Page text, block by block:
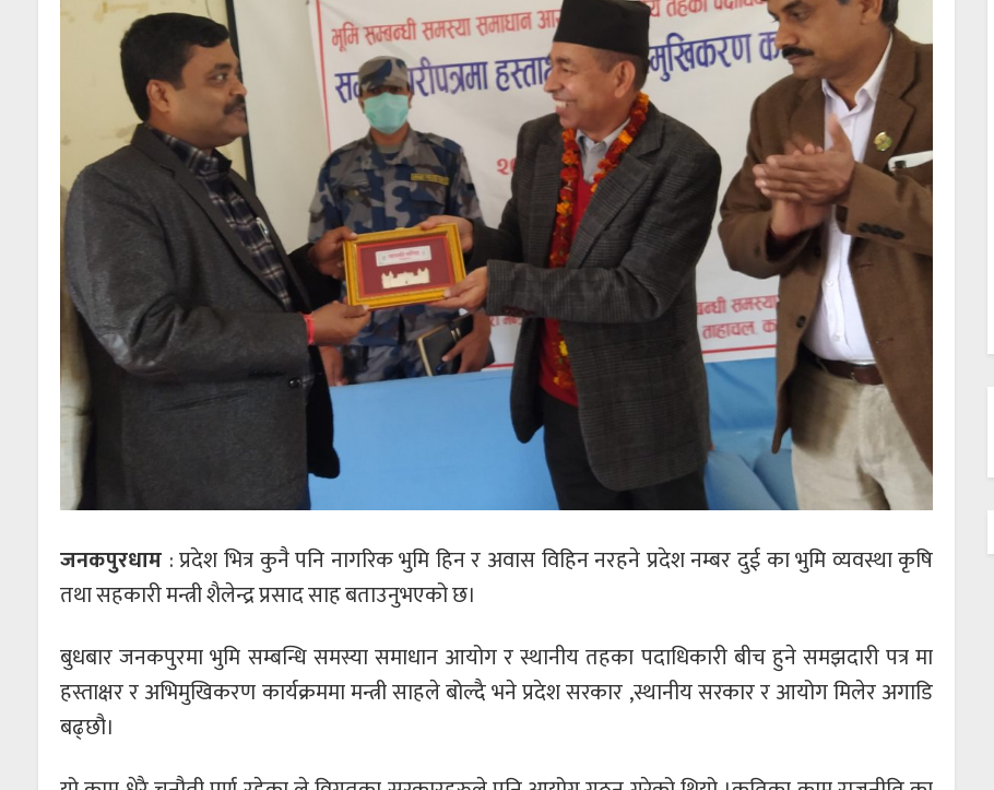
जनकपुरधाम : प्रदेश भित्र कुनै पनि नागरिक भुमि हिन र अवास विहिन नरहने प्रदेश नम्बर दुई का भुमि व्यवस्था कृषि
तथा सहकारी मन्त्री शैलेन्द्र प्रसाद साह बताउनुभएको छ।
बुधबार जनकपुरमा भुमि सम्बन्धि समस्या समाधान आयोग र स्थानीय तहका पदाधिकारी बीच हुने समझदारी पत्र मा
हस्ताक्षर र अभिमुखिकरण कार्यक्रममा मन्त्री साहले बोल्दै भने प्रदेश सरकार ,स्थानीय सरकार र आयोग मिलेर अगाडि
बढ्छौ।